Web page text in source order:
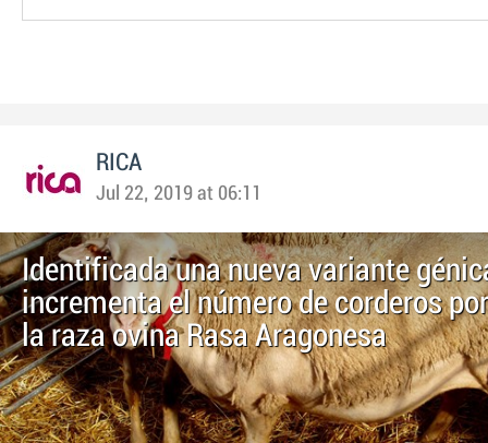
RICA
Jul 22, 2019 at 06:11
Identificada una nueva variante
incrementa el número de corderos
la raza ovina Rasa Aragonesa